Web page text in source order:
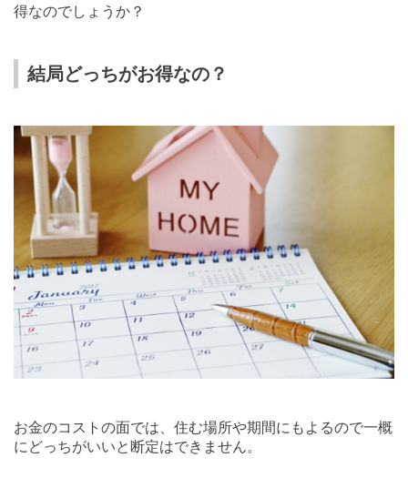
得なのでしょうか？
結局どっちがお得なの？
お金のコストの面では、住む場所や期間にもよるので一概
にどっちがいいと断定はできません。